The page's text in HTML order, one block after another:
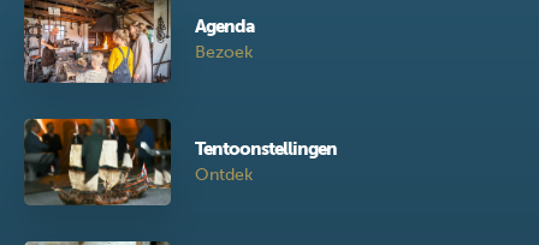
Agenda
Bezoek
Tentoonstellingen
Ontdek